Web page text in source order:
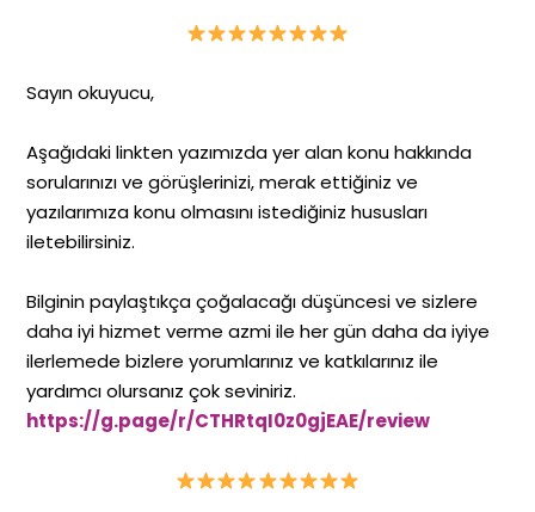
Sayın okuyucu,
Aşağıdaki linkten yazımızda yer alan konu hakkında
sorularınızı ve görüşlerinizi, merak ettiğiniz ve
yazılarımıza konu olmasını istediğiniz hususları
iletebilirsiniz.
Bilginin paylaştıkça çoğalacağı düşüncesi ve sizlere
daha iyi hizmet verme azmi ile her gün daha da iyiye
ilerlemede bizlere yorumlarınız ve katkılarınız ile
yardımcı olursanız çok seviniriz.
https://g.page/r/CTHRtqI0z0gjEAE/review